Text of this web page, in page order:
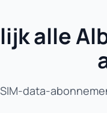
alle
data-